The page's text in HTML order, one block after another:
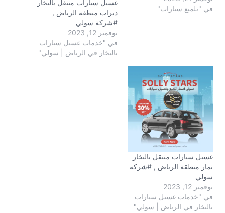
في "تلميع سيارات"
غسيل سيارات متنقل بالبخار
ديراب منطقة الرياض ,
#شركة سولي
نوفمبر 12, 2023
في "خدمات غسيل سيارات
بالبخار في الرياض | سولي"
غسيل سيارات متنقل بالبخار
نمار منطقة الرياض , #شركة
سولي
نوفمبر 12, 2023
في "خدمات غسيل سيارات
بالبخار في الرياض | سولي"